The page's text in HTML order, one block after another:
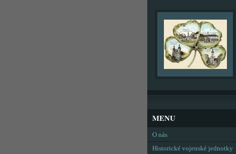
MENU
O nás
Historické vojenské jednotky